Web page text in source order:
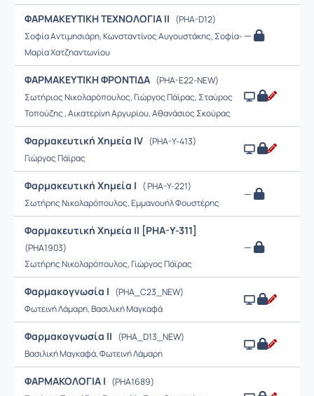
ΦΑΡΜΑΚΕΥΤΙΚΗ ΤΕΧΝΟΛΟΓΙΑ ΙΙ (PHA-D12)
Σοφία Αντιμησιάρη, Κωνσταντίνος Αυγουστάκης, Σοφία-
Μαρία Χατζηαντωνίου
—
ΦΑΡΜΑΚΕΥΤΙΚΗ ΦΡΟΝΤΙΔΑ (PHA-E22-NEW)
Σωτήριος Νικολαρόπουλος, Γιώργος Πάϊρας, Σταύρος
Τοπούζης , Αικατερίνη Αργυρίου, Αθανάσιος Σκούρας
Φαρμακευτική Χημεία IV (PHA-Y-413)
Γιώργος Πάϊρας
Φαρμακευτική Χημεία Ι ( PHA-Y-221)
Σωτήρης Νικολαρόπουλος, Εμμανουήλ Φουστέρης
—
Φαρμακευτική Χημεία ΙΙ [PHA-Y-311]
(PHA1903)
Σωτήρης Νικολαρόπουλος, Γιώργος Πάϊρας
—
Φαρμακογνωσία Ι (PHA_C23_NEW)
Φωτεινή Λάμαρη, Βασιλική Μαγκαφά
Φαρμακογνωσία ΙΙ (PHA_D13_NEW)
Βασιλική Μαγκαφά, Φωτεινή Λάμαρη
ΦΑΡΜΑΚΟΛΟΓΙΑ Ι (PHA1689)